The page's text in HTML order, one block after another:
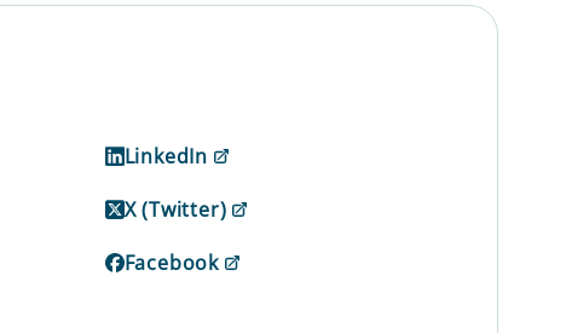
LinkedIn
X (Twitter)
Facebook